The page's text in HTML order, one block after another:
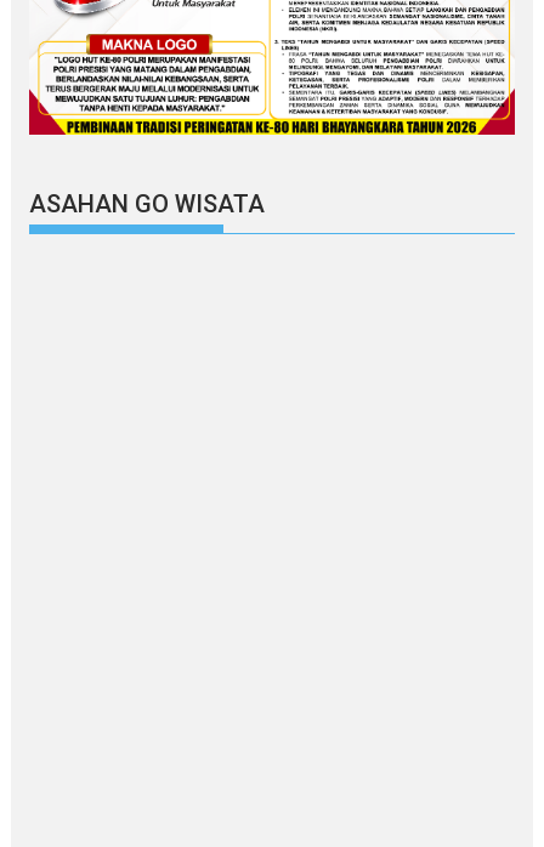
ASAHAN GO WISATA